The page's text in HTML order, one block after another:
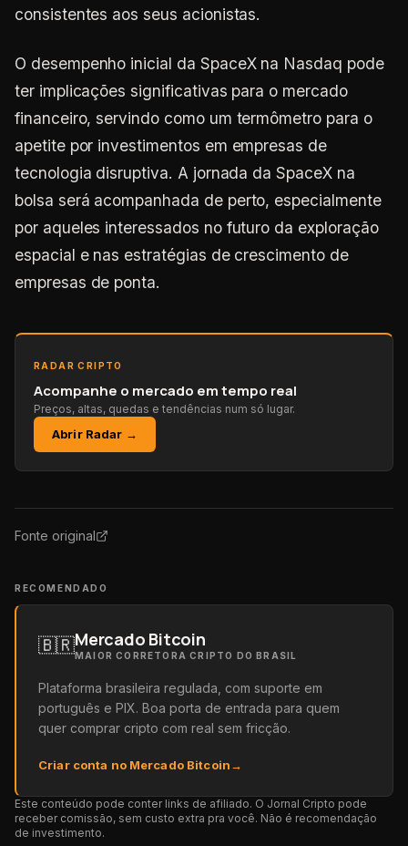
consistentes aos seus acionistas.
O desempenho inicial da SpaceX na Nasdaq pode
ter implicações significativas para o mercado
financeiro, servindo como um termômetro para o
apetite por investimentos em empresas de
tecnologia disruptiva. A jornada da SpaceX na
bolsa será acompanhada de perto, especialmente
por aqueles interessados no futuro da exploração
espacial e nas estratégias de crescimento de
empresas de ponta.
RADAR CRIPTO
Acompanhe o mercado em tempo real
Preços, altas, quedas e tendências num só lugar.
Abrir Radar →
Fonte original
RECOMENDADO
🇧🇷Mercado Bitcoin
MAIOR CORRETORA CRIPTO DO BRASIL
Plataforma brasileira regulada, com suporte em
português e PIX. Boa porta de entrada para quem
quer comprar cripto com real sem fricção.
Criar conta no Mercado Bitcoin→
Este conteúdo pode conter links de afiliado. O Jornal Cripto pode
receber comissão, sem custo extra pra você. Não é recomendação
de investimento.